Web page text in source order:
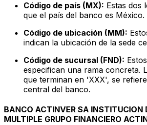
Código de país (MX): Estas dos
que el país del banco es México.
Código de ubicación (MM):
indican la ubicación de la sede
Código de sucursal (FND):
especifican una rama concreta.
que terminan en 'XXX', se
central del banco.
BANCO ACTINVER SA INSTITUCION
MULTIPLE GRUPO FINANCIERO